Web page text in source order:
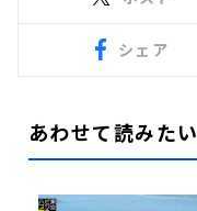
シェア
あわせて読みたい